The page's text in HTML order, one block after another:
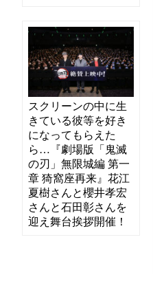
スクリーンの中に生
きている彼等を好き
になってもらえた
ら…『劇場版「鬼滅
の刃」無限城編 第一
章 猗窩座再来』花江
夏樹さんと櫻井孝宏
さんと石田彰さんを
迎え舞台挨拶開催！